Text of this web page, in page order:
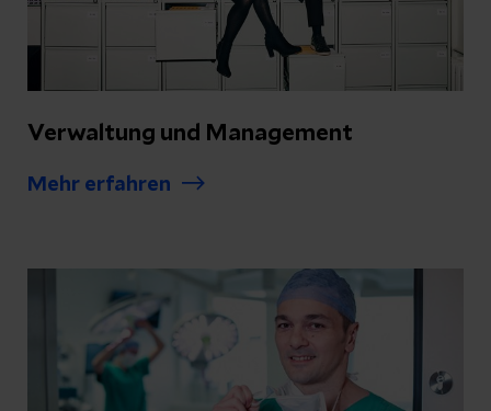
Verwaltung und Management
Mehr erfahren